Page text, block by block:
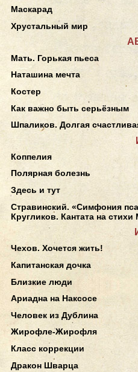
Маскарад
Хрустальный мир
Мать. Горькая пьеса
Наташина мечта
Костер
Как важно быть серьёзным
Шпаликов. Долгая
Коппелия
Полярная болезнь
Здесь и тут
Стравинский. «Симфония
Кругликов. Кантата на
Чехов. Хочется жить!
Капитанская дочка
Близкие люди
Ариадна на Наксосе
Человек из Дублина
Жирофле-Жирофля
Класс коррекции
Дракон Шварца